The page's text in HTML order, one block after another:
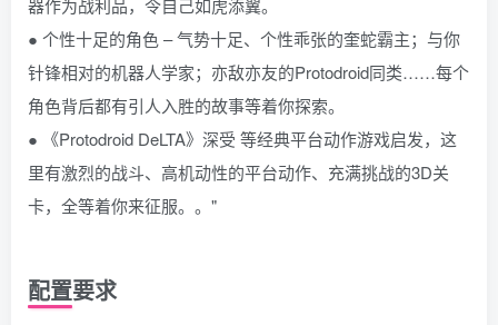
器作为战利品，令自己如虎添翼。
● 个性十足的角色 – 气势十足、个性乖张的奎蛇霸主；与你
针锋相对的机器人学家；亦敌亦友的Protodroid同类……每个
角色背后都有引人入胜的故事等着你探索。
● 《Protodroid DeLTA》深受 等经典平台动作游戏启发，这
里有激烈的战斗、高机动性的平台动作、充满挑战的3D关
卡，全等着你来征服。。"
配置要求